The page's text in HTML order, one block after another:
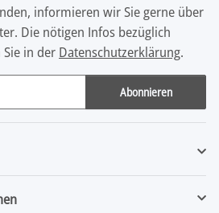
informieren wir Sie gerne über
Die nötigen Infos bezüglich
in der Datenschutzerklärung.
Abonnieren